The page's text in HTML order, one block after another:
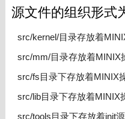
源文件的组织形式
src/kernel/目录存放着
src/mm/目录存放着MINIX
src/fs目录下存放着MINIX
src/lib目录下存放着MINIX
src/tools目录下存放着init